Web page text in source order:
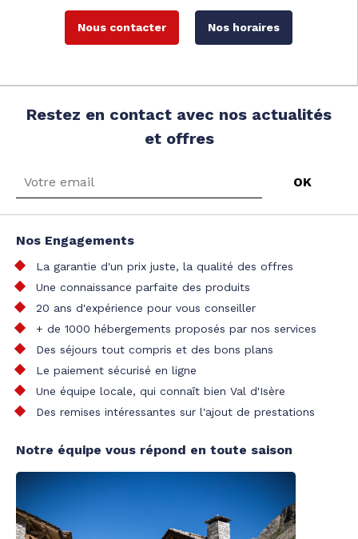
Nous contacter Nos horaires
Restez en contact avec nos actualités
et offres
Nos Engagements
La garantie d'un prix juste, la qualité des offres
Une connaissance parfaite des produits
20 ans d'expérience pour vous conseiller
+ de 1000 hébergements proposés par nos services
Des séjours tout compris et des bons plans
Le paiement sécurisé en ligne
Une équipe locale, qui connaît bien Val d'Isère
Des remises intéressantes sur l'ajout de prestations
Notre équipe vous répond en toute saison